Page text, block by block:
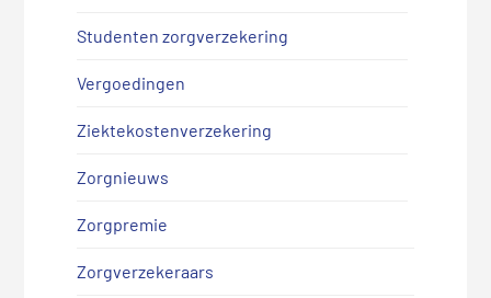
Studenten zorgverzekering
Vergoedingen
Ziektekostenverzekering
Zorgnieuws
Zorgpremie
Zorgverzekeraars